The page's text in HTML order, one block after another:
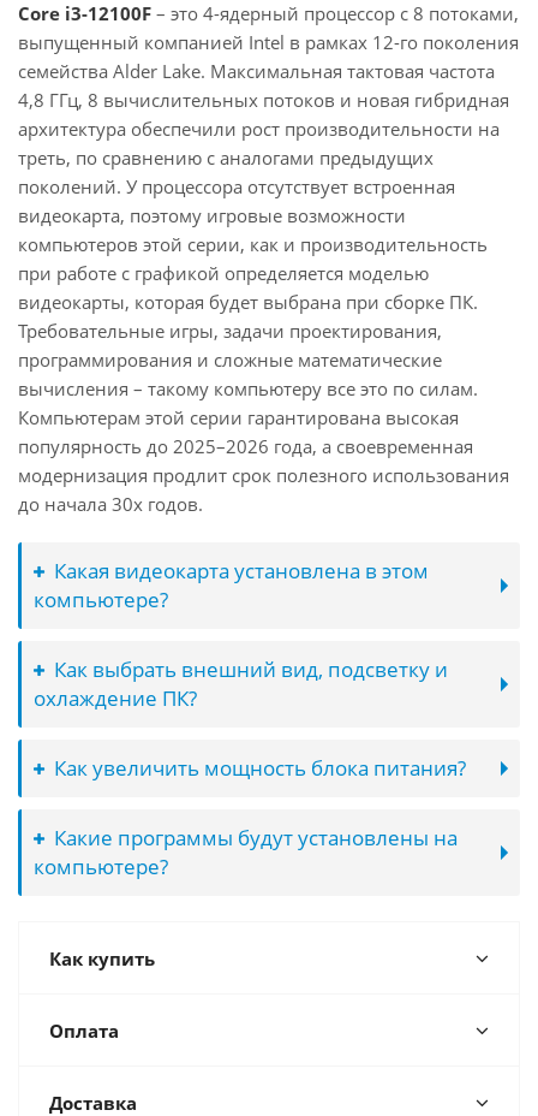
Core i3-12100F – это 4-ядерный процессор с 8 потоками,
выпущенный компанией Intel в рамках 12-го поколения
семейства Alder Lake. Максимальная тактовая частота
4,8 ГГц, 8 вычислительных потоков и новая гибридная
архитектура обеспечили рост производительности на
треть, по сравнению с аналогами предыдущих
поколений. У процессора отсутствует встроенная
видеокарта, поэтому игровые возможности
компьютеров этой серии, как и производительность
при работе с графикой определяется моделью
видеокарты, которая будет выбрана при сборке ПК.
Требовательные игры, задачи проектирования,
программирования и сложные математические
вычисления – такому компьютеру все это по силам.
Компьютерам этой серии гарантирована высокая
популярность до 2025–2026 года, а своевременная
модернизация продлит срок полезного использования
до начала 30х годов.
Какая видеокарта установлена в этом
компьютере?
Как выбрать внешний вид, подсветку и
охлаждение ПК?
Как увеличить мощность блока питания?
Какие программы будут установлены на
компьютере?
Как купить
Оплата
Доставка